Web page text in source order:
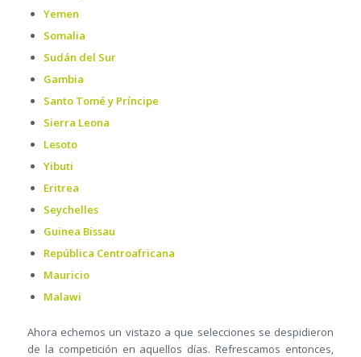
Yemen
Somalia
Sudán del Sur
Gambia
Santo Tomé y Príncipe
Sierra Leona
Lesoto
Yibuti
Eritrea
Seychelles
Guinea Bissau
República Centroafricana
Mauricio
Malawi
Ahora echemos un vistazo a que selecciones se despidieron
de la competición en aquellos días. Refrescamos entonces,